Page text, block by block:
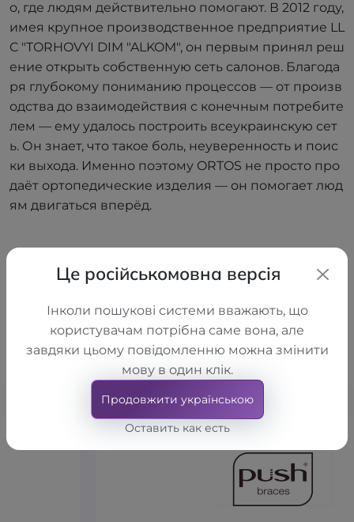
о, где людям действительно помогают. В 2012 году,
имея крупное производственное предприятие LL
C "TORHOVYI DIM "ALKOM", он первым принял реш
ение открыть собственную сеть салонов. Благода
ря глубокому пониманию процессов — от произв
одства до взаимодействия с конечным потребите
лем — ему удалось построить всеукраинскую сет
ь. Он знает, что такое боль, неуверенность и поис
ки выхода. Именно поэтому ORTOS не просто про
даёт ортопедические изделия — он помогает люд
ям двигаться вперёд.
Наши бренды
Мы работаем только с теми,
кому доверяем сами.
Це російськомовна версія
Інколи пошукові системи вважають, що
користувачам потрібна саме вона, але
завдяки цьому повідомленню можна змінити
мову в один клік.
Продовжити українською
Оставить как есть